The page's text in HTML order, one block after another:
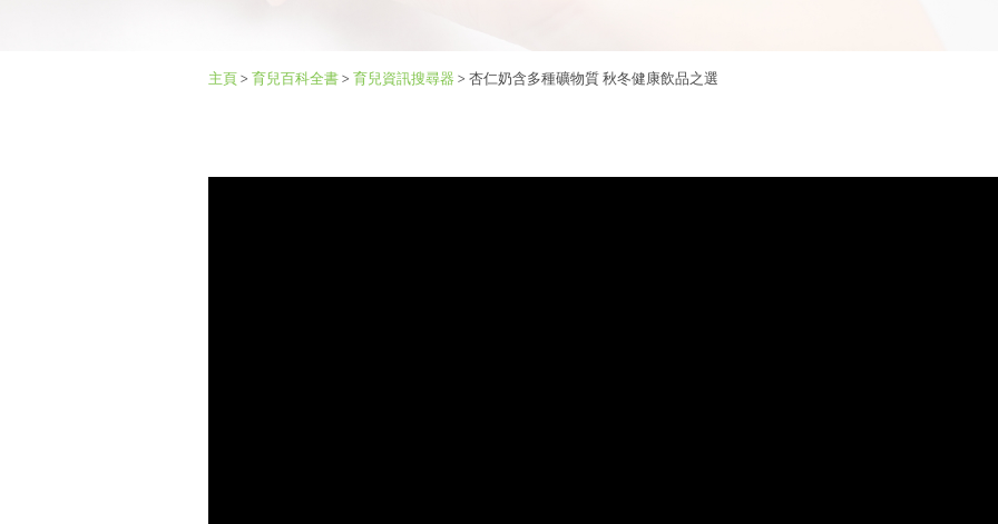
主頁> 育兒百科全書> 育兒資訊搜尋器 > 杏仁奶含多種礦物質 秋冬健康飲品之選